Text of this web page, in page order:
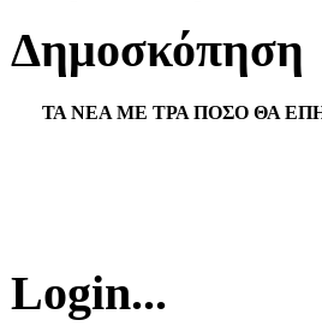
Δημοσκόπηση
ΤΑ ΝΕΑ ΜΕ ΤΡΑ ΠΟΣΟ ΘΑ
Login...